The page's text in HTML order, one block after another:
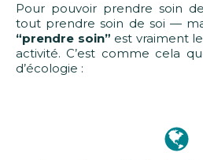
Pour pouvoir prendre soin
tout prendre soin de soi —
“prendre soin” est vraiment
activité. C’est comme cela
d’écologie :